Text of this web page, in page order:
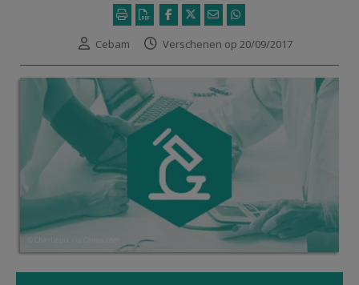
Cebam Verschenen op 20/09/2017